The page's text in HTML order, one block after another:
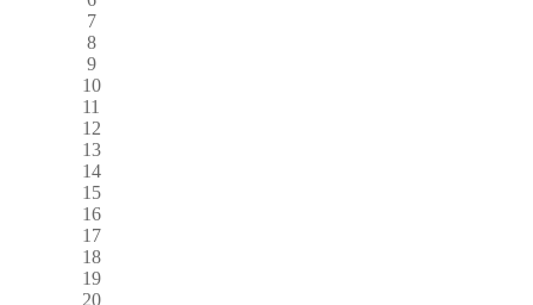
7
8
9
10
11
12
13
14
15
16
17
18
19
20